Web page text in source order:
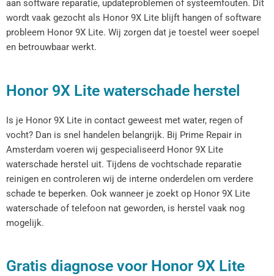
aan software reparatie, updateproblemen of systeemfouten. Dit
wordt vaak gezocht als Honor 9X Lite blijft hangen of software
probleem Honor 9X Lite. Wij zorgen dat je toestel weer soepel
en betrouwbaar werkt.
Honor 9X Lite waterschade herstel
Is je Honor 9X Lite in contact geweest met water, regen of
vocht? Dan is snel handelen belangrijk. Bij Prime Repair in
Amsterdam voeren wij gespecialiseerd Honor 9X Lite
waterschade herstel uit. Tijdens de vochtschade reparatie
reinigen en controleren wij de interne onderdelen om verdere
schade te beperken. Ook wanneer je zoekt op Honor 9X Lite
waterschade of telefoon nat geworden, is herstel vaak nog
mogelijk.
Gratis diagnose voor Honor 9X Lite